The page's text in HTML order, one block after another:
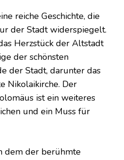
reiche Geschichte, die
der Stadt widerspiegelt.
Herzstück der Altstadt
der schönsten
der Stadt, darunter das
Nikolaikirche. Der
ist ein weiteres
und ein Muss für
dem der berühmte